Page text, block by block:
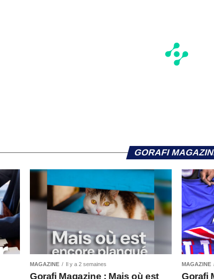
GORAFI
MAGAZINE Il y a 2 semaines
Gorafi Magazine : Mais où est
MAGAZINE
Gorafi